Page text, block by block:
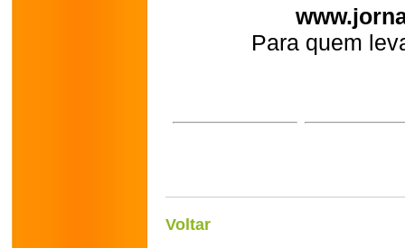
Para quem
Voltar